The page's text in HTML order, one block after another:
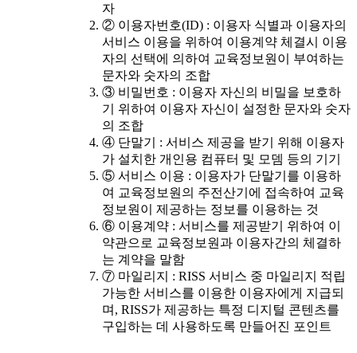
자
② 이용자번호(ID) : 이용자 식별과 이용자의
서비스 이용을 위하여 이용계약 체결시 이용
자의 선택에 의하여 교육정보원이 부여하는
문자와 숫자의 조합
③ 비밀번호 : 이용자 자신의 비밀을 보호하
기 위하여 이용자 자신이 설정한 문자와 숫자
의 조합
④ 단말기 : 서비스 제공을 받기 위해 이용자
가 설치한 개인용 컴퓨터 및 모뎀 등의 기기
⑤ 서비스 이용 : 이용자가 단말기를 이용하
여 교육정보원의 주전산기에 접속하여 교육
정보원이 제공하는 정보를 이용하는 것
⑥ 이용계약 : 서비스를 제공받기 위하여 이
약관으로 교육정보원과 이용자간의 체결하
는 계약을 말함
⑦ 마일리지 : RISS 서비스 중 마일리지 적립
가능한 서비스를 이용한 이용자에게 지급되
며, RISS가 제공하는 특정 디지털 콘텐츠를
구입하는 데 사용하도록 만들어진 포인트